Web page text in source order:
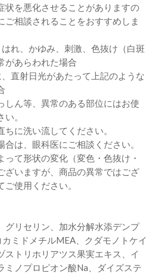
状を悪化させることがありますの
ご相談されることをおすすめしま
はれ、かゆみ、刺激、色抜け（白斑
があらわれた場合
、直射日光があたって上記のような
しん等、異常のある部位にはお使
。
ちに洗い流してください。
合は、眼科医にご相談ください。
って形状の変化（変色・色抜け・
ざいますが、商品の異常ではござ
使用ください。
グリセリン、加水分解水添デンプ
ミドメチルMEA、クダモノトケイ
ストリホリアツス果実エキス、イ
ミノプロピオン酸Na、ダイズステ